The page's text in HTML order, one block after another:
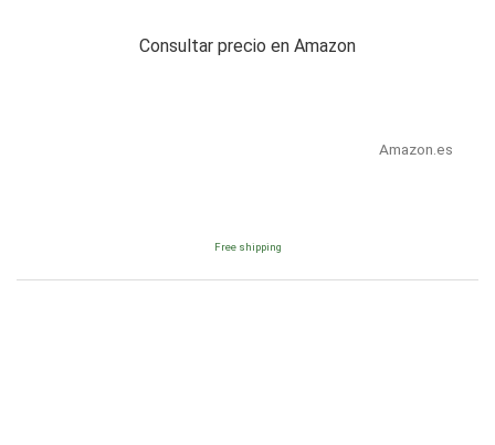
Consultar precio en Amazon
Amazon.es
Free shipping